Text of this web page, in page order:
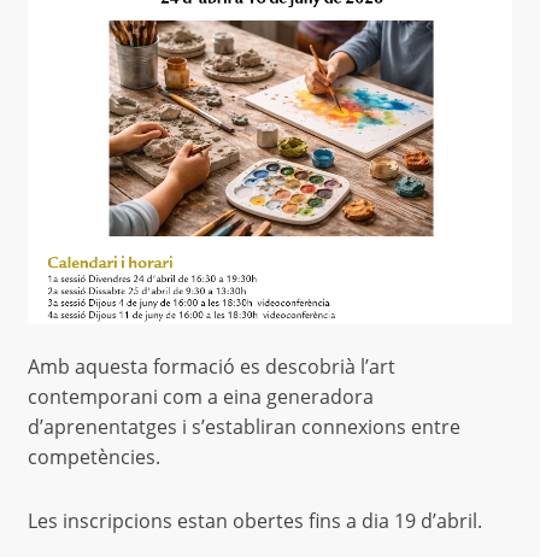
Amb aquesta formació es descobrià l’art
contemporani com a eina generadora
d’aprenentatges i s’establiran connexions entre
competències.
Les inscripcions estan obertes fins a dia 19 d’abril.